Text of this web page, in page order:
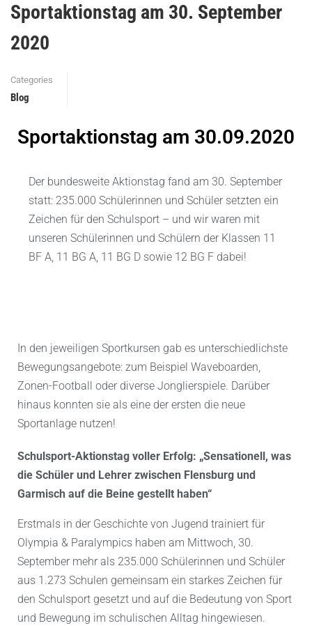
Sportaktionstag am 30. September
2020
Categories
Blog
Sportaktionstag am 30.09.2020
Der bundesweite Aktionstag fand am 30. September
statt: 235.000 Schülerinnen und Schüler setzten ein
Zeichen für den Schulsport – und wir waren mit
unseren Schülerinnen und Schülern der Klassen 11
BF A, 11 BG A, 11 BG D sowie 12 BG F dabei!
In den jeweiligen Sportkursen gab es unterschiedlichste
Bewegungsangebote: zum Beispiel Waveboarden,
Zonen-Football oder diverse Jonglierspiele. Darüber
hinaus konnten sie als eine der ersten die neue
Sportanlage nutzen!
Schulsport-Aktionstag voller Erfolg: „Sensationell, was
die Schüler und Lehrer zwischen Flensburg und
Garmisch auf die Beine gestellt haben“
Erstmals in der Geschichte von Jugend trainiert für
Olympia & Paralympics haben am Mittwoch, 30.
September mehr als 235.000 Schülerinnen und Schüler
aus 1.273 Schulen gemeinsam ein starkes Zeichen für
den Schulsport gesetzt und auf die Bedeutung von Sport
und Bewegung im schulischen Alltag hingewiesen.